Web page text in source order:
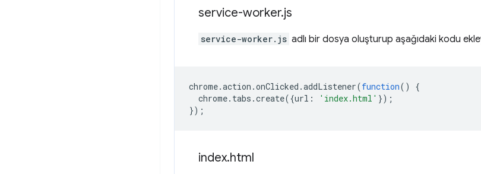
service-worker.js
service-worker.js adlı bir dosya oluşturup aşağıdaki kodu
chrome.action .onClicked .addListener(function()
{
chrome. tabs .create({url : 'index.html' });
});
index.html